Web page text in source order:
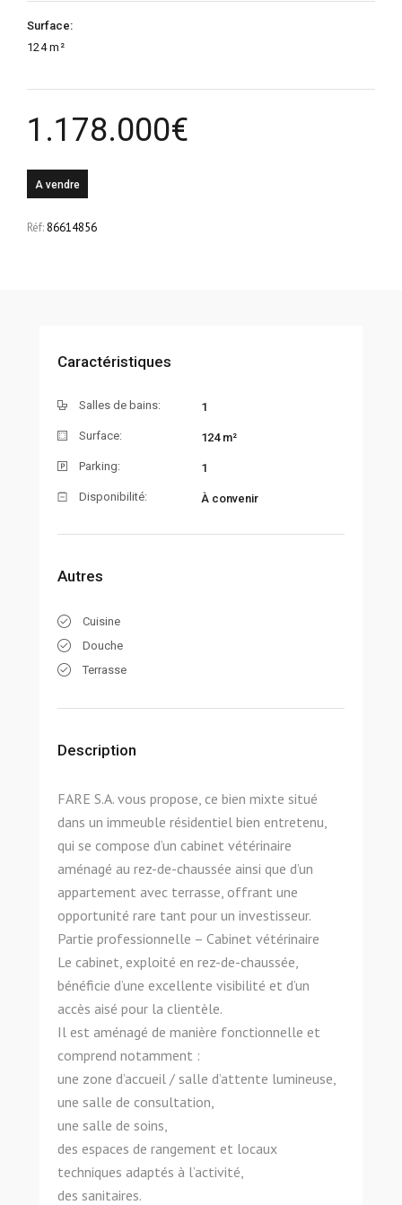
Surface:
124 m²
1.178.000€
A vendre
Réf: 86614856
Caractéristiques
Salles de bains: 1
Surface: 124 m²
Parking: 1
Disponibilité: À convenir
Autres
Cuisine
Douche
Terrasse
Description
FARE S.A. vous propose, ce bien mixte situé
dans un immeuble résidentiel bien entretenu,
qui se compose d’un cabinet vétérinaire
aménagé au rez-de-chaussée ainsi que d’un
appartement avec terrasse, offrant une
opportunité rare tant pour un investisseur.
Partie professionnelle – Cabinet vétérinaire
Le cabinet, exploité en rez-de-chaussée,
bénéficie d’une excellente visibilité et d’un
accès aisé pour la clientèle.
Il est aménagé de manière fonctionnelle et
comprend notamment :
une zone d’accueil / salle d’attente lumineuse,
une salle de consultation,
une salle de soins,
des espaces de rangement et locaux
techniques adaptés à l’activité,
des sanitaires.